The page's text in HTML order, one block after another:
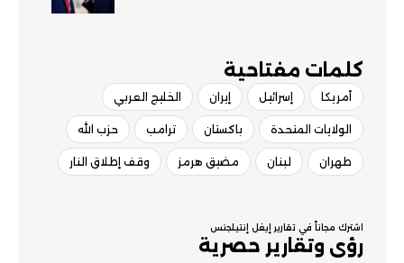
كلمات مفتاحية​
أمريكا إسرائيل إيران الخليج العربي
الولايات المتحدة باكستان ترامب حزب الله
طهران لبنان مضيق هرمز وقف إطلاق النار
اشترك مجاناً في تقارير إيغل إنتيلجنس
رؤى وتقارير حصرية